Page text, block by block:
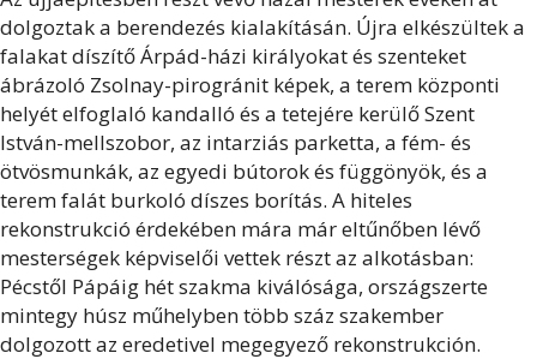
dolgoztak a berendezés kialakításán. Újra elkészültek a
falakat díszítő Árpád-házi királyokat és szenteket
ábrázoló Zsolnay-pirogránit képek, a terem központi
helyét elfoglaló kandalló és a tetejére kerülő Szent
István-mellszobor, az intarziás parketta, a fém- és
ötvösmunkák, az egyedi bútorok és függönyök, és a
terem falát burkoló díszes borítás. A hiteles
rekonstrukció érdekében mára már eltűnőben lévő
mesterségek képviselői vettek részt az alkotásban:
Pécstől Pápáig hét szakma kiválósága, országszerte
mintegy húsz műhelyben több száz szakember
dolgozott az eredetivel megegyező rekonstrukción.